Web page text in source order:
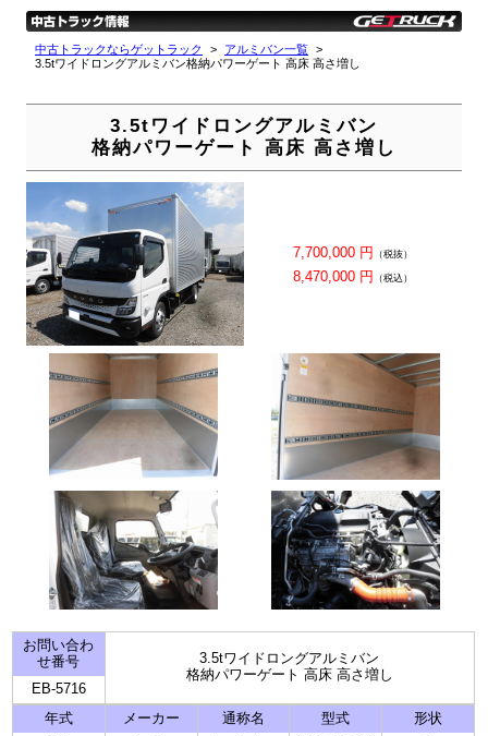
中古トラックならゲットラック
アルミバン一覧
3.5tワイドロングアルミバン格納パワーゲート 高床 高さ増し
3.5tワイドロングアルミバン
格納パワーゲート 高床 高さ増し
7,700,000 円 （税抜）
8,470,000 円 （税込）
お問い合わ
せ番号
EB-5716
3.5tワイドロングアルミバン
格納パワーゲート 高床 高さ増し
年式
メーカー
通称名
型式
形状